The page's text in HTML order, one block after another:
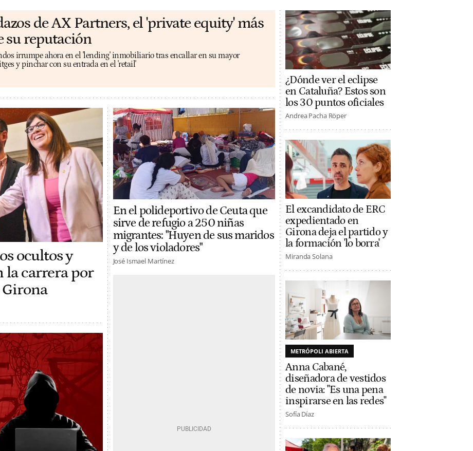
de AX Partners, el 'private equity' más
su reputación
irrumpe ahora en el 'lending' inmobiliario tras encallar en su mayor
y pinchar con su entrada en el 'retail'
ocultos y
carrera por
En el polideportivo de Ceuta que
sirve de refugio a 250 niñas
migrantes: "Huyen de sus maridos
y de los violadores"
José Ismael Martínez
¿Dónde ver el eclipse
en Cataluña? Estos son
los 30 puntos oficiales
Andrea Pacha Röper
El excandidato de ERC
expedientado en
Girona deja el partido y
la formación 'lo borra'
Miranda Solana
METRÓPOLI ABIERTA
Anna Cabané,
diseñadora de vestidos
de novia: "Es una pena
inspirarse en las redes"
Sofía Díaz